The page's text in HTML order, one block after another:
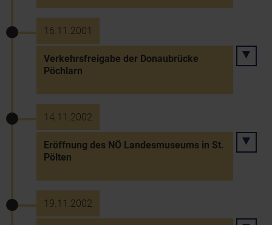
16.11.2001
Verkehrsfreigabe der Donaubrücke
Pöchlarn
14.11.2002
Eröffnung des NÖ Landesmuseums in St.
Pölten
19.11.2002